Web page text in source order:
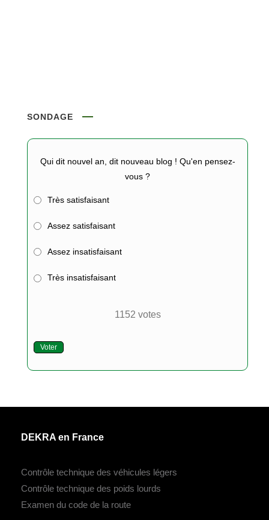
SONDAGE
Qui dit nouvel an, dit nouveau blog ! Qu'en pensez-
vous ?
Très satisfaisant
Assez satisfaisant
Assez insatisfaisant
Très insatisfaisant
1152 votes
Voter
DEKRA en France
Contrôle technique des véhicules légers
Contrôle technique des poids lourds
Examen du code de la route